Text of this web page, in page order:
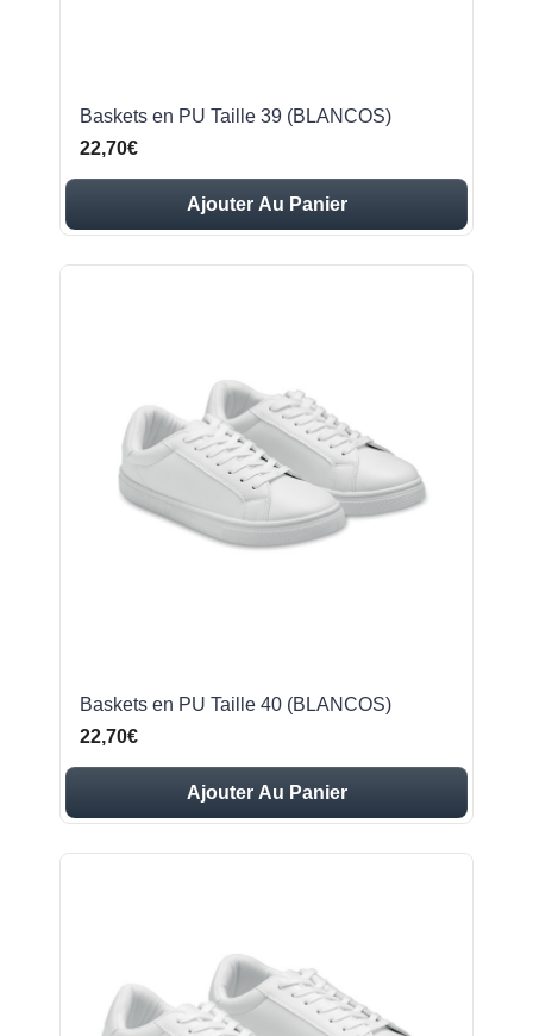
Baskets en PU Taille 39 (BLANCOS)
22,70€
Ajouter Au Panier
Baskets en PU Taille 40 (BLANCOS)
22,70€
Ajouter Au Panier